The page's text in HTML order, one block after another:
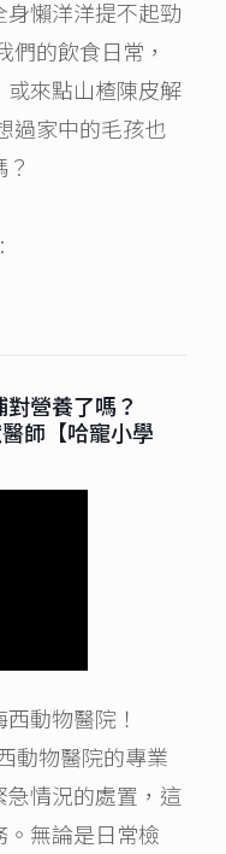
懶洋洋提不起勁
們的飲食日常，
來點山楂陳皮解
過家中的毛孩也
營養了嗎？
師【哈寵小學
動物醫院！
動物醫院的專業
情況的處置，這
無論是日常檢